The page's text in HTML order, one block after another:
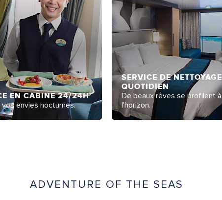
EN CABINE 24/24H
envies nocturnes.
SERVICE DE NETTOYAGE
QUOTIDIEN
De beaux rêves se profilent à
l'horizon.
ADVENTURE OF THE SEAS